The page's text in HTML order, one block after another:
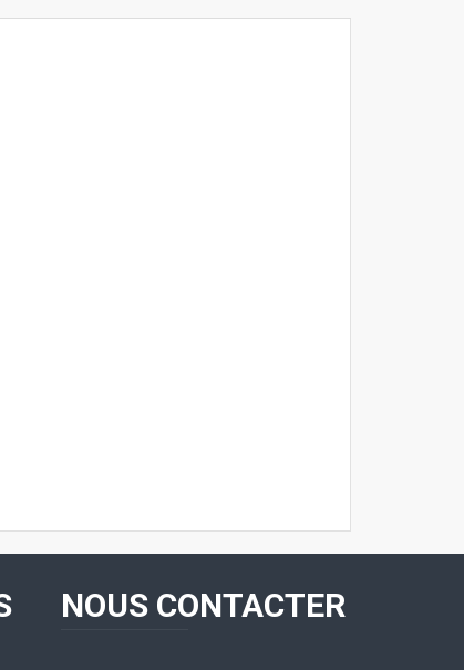
NOUS CONTACTER